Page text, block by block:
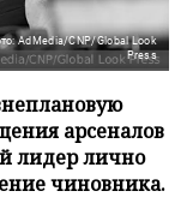
AdMedia/CNP/Global Look
Press
арсеналов
лидер лично
чиновника.